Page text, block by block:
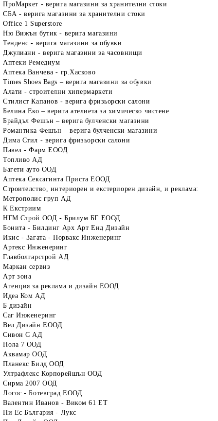
ПроМаркет - верига магазини за хранителни стоки
СБА - верига магазини за хранителни стоки
Office 1 Superstore
Ню Вижън бутик - верига магазини
Тенденс - верига магазини за обувки
Джулиани - верига магазини за часовнищи
Аптеки Ремедиум
Аптека Ванчева - гр.Хасково
Times Shoes Bags – верига магазини за обувки
Алати - строителни хипермаркети
Стилист Капанов - верига фризьорски салони
Белина Еко – верига ателиета за химическо чистене
Брайдъл Фешън – верига булченски магазини
Романтика Фешън – верига булченски магазини
Дима Стил - верига фризьорски салони
Павел - Фарм ЕООД
Топливо АД
Багети ауто ООД
Аптека Сексагинта Приста ЕООД
Строителство, интериорен и екстериорен дизайн, и реклама:
Метрополис груп АД
К Екстриим
НГМ Строй ООД - Брилум БГ ЕООД
Бонита - Билдинг Арх Арт Енд Дизайн
Икис - Загата - Норвакс Инженеринг
Артекс Инженеринг
Главболгарстрой АД
Маркан сервиз
Арт зона
Агенция за реклама и дизайн ЕООД
Идеа Ком АД
Б дизайн
Саг Инженеринг
Вел Дизайн ЕООД
Сивон С АД
Нола 7 ООД
Аквамар ООД
Планекс Билд ООД
Ултрафлекс Корпорейшън ООД
Сирма 2007 ООД
Логос - Ботевград ЕООД
Валентин Иванов - Виком 61 ЕТ
Пи Ес България - Лукс